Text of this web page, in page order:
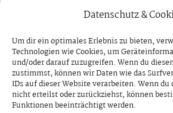
Datenschutz &
Um dir ein optimales Erlebnis zu bieten,
Technologien wie Cookies, um
und/oder darauf zuzugreifen. Wenn du
zustimmst, können wir Daten wie das
IDs auf dieser Website verarbeiten. Wenn
nicht erteilst oder zurückziehst, können
Funktionen beeinträchtigt werden.
Donnerstag, 30. Juli 2026